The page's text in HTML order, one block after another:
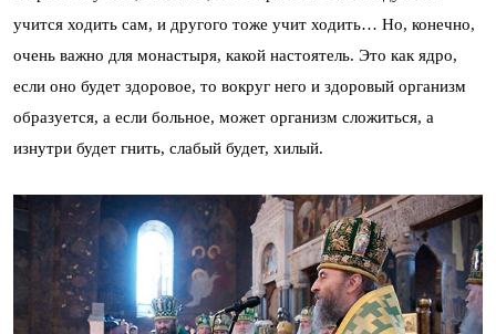
учится ходить сам, и другого тоже учит ходить… Но, конечно,
очень важно для монастыря, какой настоятель. Это как ядро,
если оно будет здоровое, то вокруг него и здоровый организм
образуется, а если больное, может организм сложиться, а
изнутри будет гнить, слабый будет, хилый.